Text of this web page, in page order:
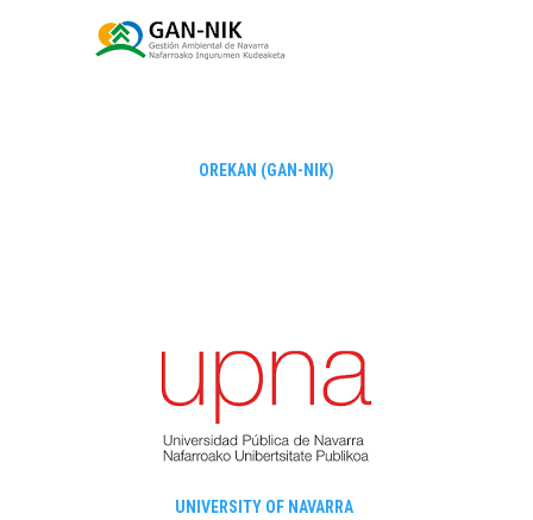
ОREKAN (GAN-NIK)
UNIVERSITY OF NAVARRA